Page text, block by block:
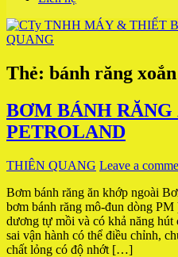
Thẻ: bánh răng
BƠM BÁNH
PETROLAND
THIÊN QUANG Leave a
Bơm bánh răng ăn khớp ngoài
bơm bánh răng mô-đun dòng
dương tự mồi và có khả năng
sai vận hành có thể điều chỉnh,
chất lỏng có độ nhớt […]